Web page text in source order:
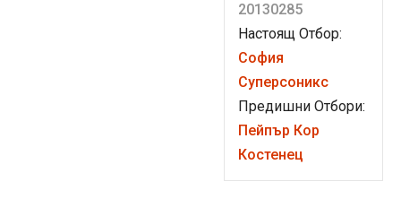
20130285
Настоящ Отбор:
София
Суперсоникс
Предишни Отбори:
Пейпър Кор
Костенец